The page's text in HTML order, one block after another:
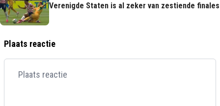
Verenigde Staten is al zeker van zestiende finales
Plaats reactie